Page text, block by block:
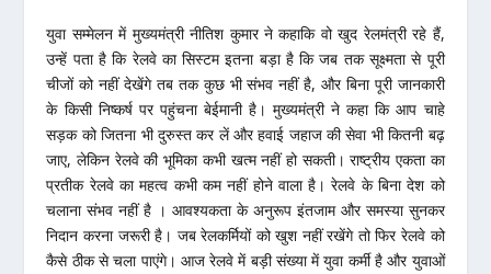
युवा सम्मेलन में मुख्यमंत्री नीतिश कुमार ने कहाकि वो खुद रेलमंत्री रहे हैं,
उन्हें पता है कि रेलवे का सिस्टम इतना बड़ा है कि जब तक सूक्ष्मता से पूरी
चीजों को नहीं देखेंगे तब तक कुछ भी संभव नहीं है, और बिना पूरी जानकारी
के किसी निष्कर्ष पर पहुंचना बेईमानी है। मुख्यमंत्री ने कहा कि आप चाहे
सड़क को जितना भी दुरुस्त कर लें और हवाई जहाज की सेवा भी कितनी बढ़
जाए, लेकिन रेलवे की भूमिका कभी खत्म नहीं हो सकती। राष्ट्रीय एकता का
प्रतीक रेलवे का महत्व कभी कम नहीं होने वाला है। रेलवे के बिना देश को
चलाना संभव नहीं है । आवश्यकता के अनुरूप इंतजाम और समस्या सुनकर
निदान करना जरूरी है। जब रेलकर्मियों को खुश नहीं रखेंगे तो फिर रेलवे को
कैसे ठीक से चला पाएंगे। आज रेलवे में बड़ी संख्या में युवा कर्मी है और युवाओं